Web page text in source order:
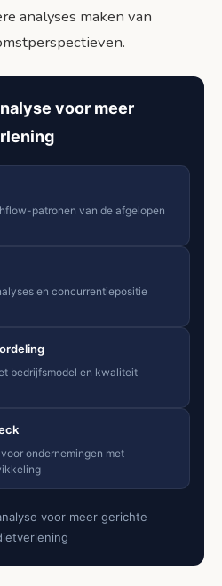
analyses maken van
voor meer
patronen van de afgelopen
en concurrentiepositie
bedrijfsmodel en kwaliteit
ondernemingen met
voor meer gerichte